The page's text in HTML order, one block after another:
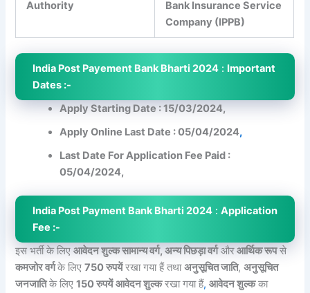
Authority
Bank Insurance Service
Company (IPPB)
India Post Payement Bank Bharti 2024 : Important
Dates :-
Apply Starting Date : 15/03/2024,
Apply Online Last Date : 05/04/2024,
Last Date For Application Fee Paid :
05/04/2024,
India Post Payment Bank Bharti 2024 :Application
Fee :-
इस भर्ती के लिएआवेदन शुल्क सामान्य वर्ग, अन्य पिछड़ा वर्गऔरआर्थिक रूपसे
कमजोर वर्गके लिए750 रुपयेंरखा गया हैं तथाअनुसूचित जाति,अनुसूचित
जनजातिके लिए150 रुपयें आवेदन शुल्करखा गया हैं, आवेदन शुल्कका